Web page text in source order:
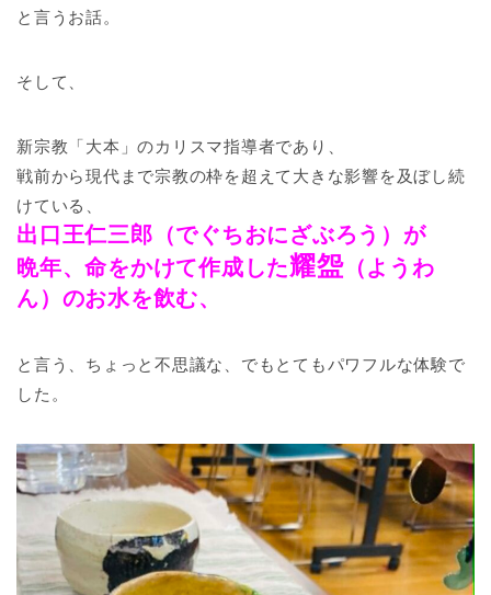
と言うお話。
そして、
新宗教「大本」のカリスマ指導者であり、
戦前から現代まで宗教の枠を超えて大きな影響を及ぼし続
けている、
出口王仁三郎（でぐちおにざぶろう）が
晩年、命をかけて作成した耀盌（ようわ
ん）のお水を飲む、
と言う、ちょっと不思議な、でもとてもパワフルな体験で
した。